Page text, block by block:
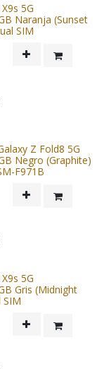
5G
Naranja (Sunset
SIM
Z Fold8 5G
Negro (Graphite)
F971B
5G
Gris (Midnight
SIM